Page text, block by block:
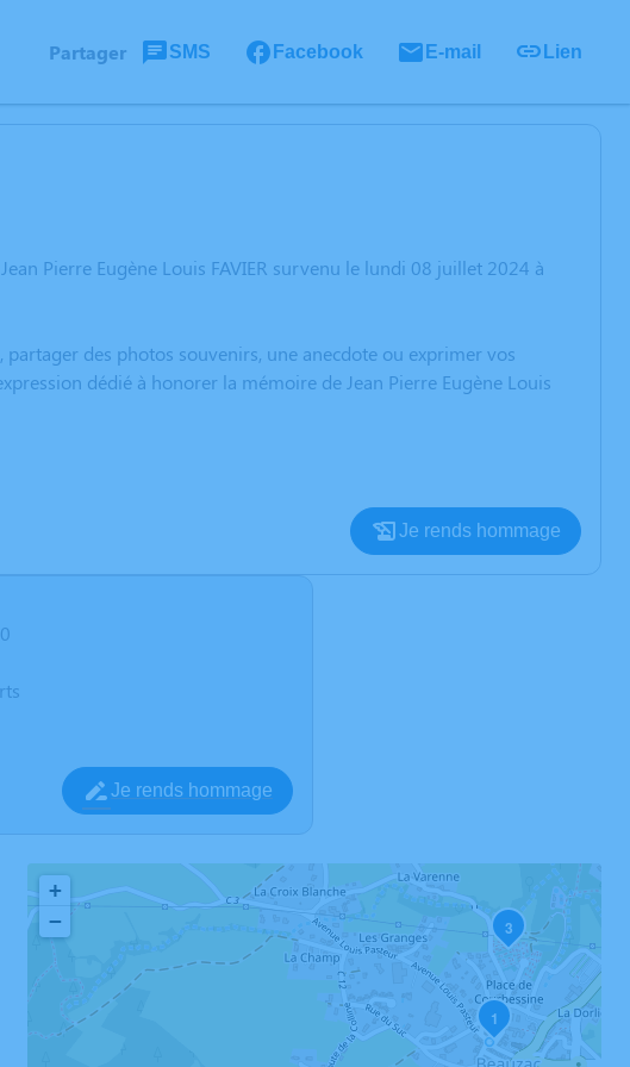
Partager SMS Facebook E-mail Lien
Pierre Eugène Louis FAVIER survenu le lundi 08 juillet 2024 à
des photos souvenirs, une anecdote ou exprimer vos
dédié à honorer la mémoire de Jean Pierre Eugène Louis
Je rends hommage
Je rends hommage
1
3
+
−